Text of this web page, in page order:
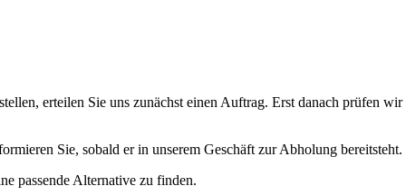
erteilen Sie uns zunächst einen Auftrag. Erst danach prüfen
Sie, sobald er in unserem Geschäft zur Abholung bereitsteht.
passende Alternative zu finden.